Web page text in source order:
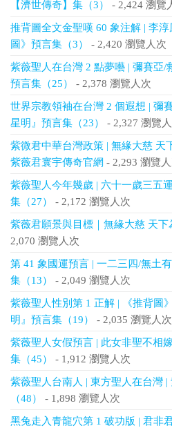
【濟世傳奇】集（3） - 2,424 瀏覽
推背圖全文金聖嘆 60 象注解 | 李
圖》預言集（3）
- 2,420 瀏覽人次
紫薇聖人在台灣 2 點夢囈 | 彌賽亞/
預言集（25）
- 2,378 瀏覽人次
世界宗教領袖在台灣 2 個遐想 | 彌
星明』預言集（23）
- 2,327 瀏覽
紫微君中華台灣政策 | 無緣大慈 天
紫薇君寰宇傳奇官網 - 2,293 瀏覽
紫薇聖人今年幾歲 | 六十一歲三五
集（27）
- 2,172 瀏覽人次
紫薇君願景與目標｜無緣大慈 天下
2,070 瀏覽人次
第 41 象國運預言 | 一二三四/無土
集（13）
- 2,049 瀏覽人次
紫薇聖人性別第 1 正解 | 《推背圖
明』預言集（19）
- 2,035 瀏覽人次
紫薇聖人女假預言 | 此女非聖不相
集（45）
- 1,912 瀏覽人次
紫薇聖人台南人 | 東方聖人在台灣
（48）
- 1,898 瀏覽人次
黑兔走入青龍穴第 1 破功版 | 君非